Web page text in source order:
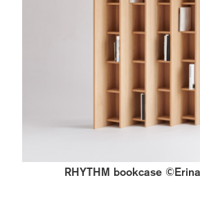
RHYTHM bookcase